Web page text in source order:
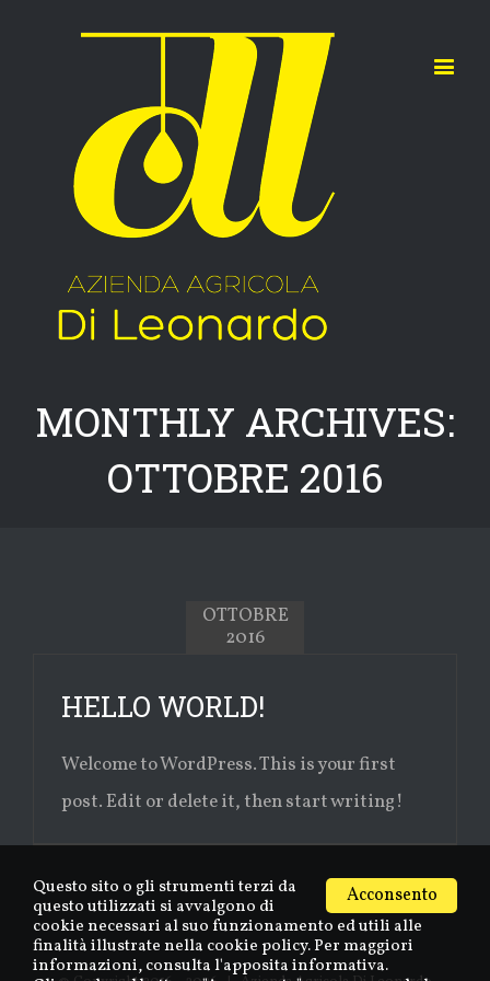
Acconsento
Questo sito o gli strumenti terzi da
questo utilizzati si avvalgono di
cookie necessari al suo funzionamento ed utili alle
finalità illustrate nella cookie policy. Per maggiori
informazioni, consulta l'apposita informativa.
MONTHLY ARCHIVES:
OTTOBRE 2016
OTTOBRE
2016
HELLO WORLD!
Welcome to WordPress. This is your first
post. Edit or delete it, then start writing!